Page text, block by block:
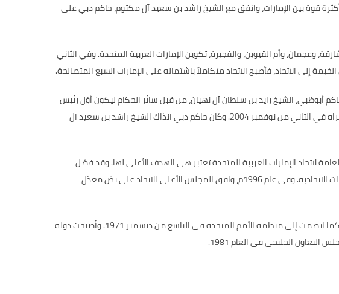
قوة بين الإمارات، واتفق مع الشيخ راشد بن سعيد آل مكتوم، حاكم دبي على
وعجمان، وأم القيوين، والفجيرة، تكوين الإمارات العربية المتحدة.وفي الثاني
إلى الاتحاد، فأصبح الاتحاد متكاملاً باشتماله على الإمارات السبع المتصالحة.
أبوظبي، الشيخ زايد بن سلطان آل نهيان، من قبل سائر الحكام ليكون أوّل رئيس
في الثاني من نوفمبر2004. وكان حاكم دبي آنذاك الشيخ راشد بن سعيد آل
الإمارات العربية المتحدة تعتبر هي الهدف الأعلى لها.وقد فصّل
الاتحادية.وفي عام1996م، وافق المجلس الأعلى للاتحاد على نصّ معدّل
انضمت إلى منظمة الأمم المتحدة في التاسع من ديسمبر 1971. وأصبحت دولة
التعاون الخليجي في العام1981.